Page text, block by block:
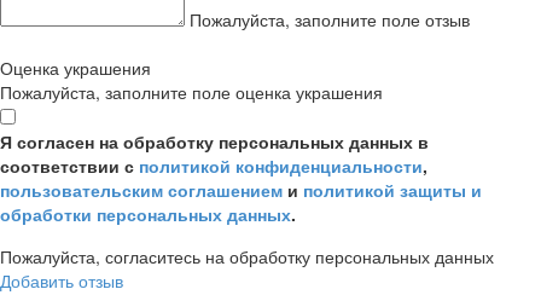
Пожалуйста, заполните поле отзыв
Оценка украшения
Пожалуйста, заполните поле оценка украшения
Я согласен на обработку персональных данных в
соответствии с политикой конфиденциальности,
пользовательским соглашением и политикой защиты и
обработки персональных данных.
Пожалуйста, согласитесь на обработку персональных данных
Добавить отзыв